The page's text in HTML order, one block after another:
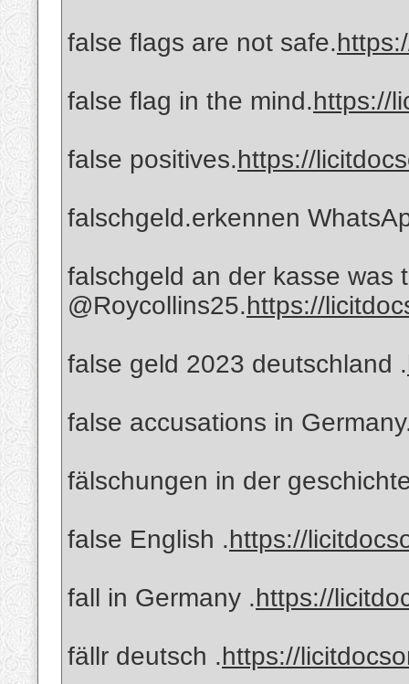
false flags are not safe.
false flag in the mind.https://
false positives.https://
falschgeld.erkennen
falschgeld an der kasse was
@Roycollins25.https://
false geld 2023 deutschland .
false accusations in
fälschungen in der
false English .https://
fall in Germany .https://
fällr deutsch .https://